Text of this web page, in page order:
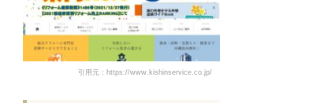
引用元：https://www.kishinservice.co.jp/